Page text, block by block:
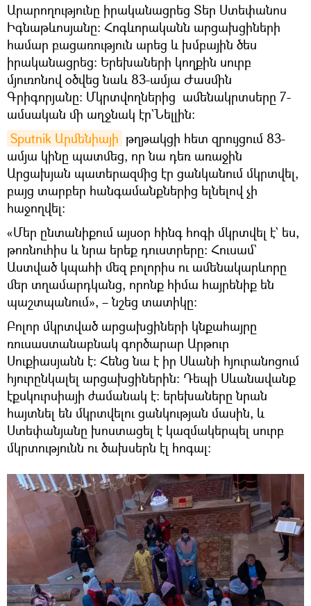
Արարողությունը իրականացրեց Տեր Ստեփանոս
Իգնաթևոսյանը։ Հոգևորականն արցախցիների
համար բացառություն արեց և խմբային ծես
իրականացրեց։ Երեխաների կողքին սուրբ
մյուռոնով օծվեց նաև 83-ամյա Ժասմին
Գրիգորյանը։ Մկրտվողներից ամենակրտսերը 7-
ամսական մի աղջնակ էր`Նելլին։
Sputnik Արմենիայի թղթակցի հետ զրույցում 83-
ամյա կինը պատմեց, որ նա դեռ առաջին
Արցախյան պատերազմից էր ցանկանում մկրտվել,
բայց տարբեր հանգամանքներից ելնելով չի
հաջողվել։
«Մեր ընտանիքում այսօր հինգ հոգի մկրտվել է` ես,
թոռնուհիս և նրա երեք դուստրերը։ Հուսամ`
Աստված կպահի մեզ բոլորիս ու ամենակարևորը
մեր տղամարդկանց, որոնք հիմա հայրենիք են
պաշտպանում», – նշեց տատիկը։
Բոլոր մկրտված արցախցիների կնքահայրը
ռուսաստանաբնակ գործարար Արթուր
Սուքիասյանն է։ Հենց նա է իր Սևանի հյուրանոցում
հյուրընկալել արցախցիներին։ Դեպի Սևանավանք
էքսկուրսիայի ժամանակ է։ երեխաները նրան
հայտնել են մկրտվելու ցանկության մասին, և
Ստեփանյանը խոստացել է կազմակերպել սուրբ
մկրտությունն ու ծախսերն էլ հոգալ։